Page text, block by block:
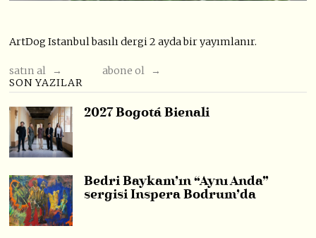
ArtDog Istanbul basılı dergi 2 ayda bir yayımlanır.
satın al →
abone ol →
SON YAZILAR
2027 Bogotá Bienali
Bedri Baykam’ın “Aynı Anda”
sergisi Inspera Bodrum’da